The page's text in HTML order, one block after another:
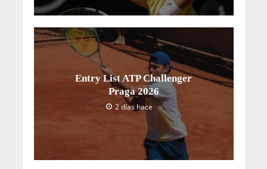
Entry List ATP Challenger
Praga 2026
2 días hace